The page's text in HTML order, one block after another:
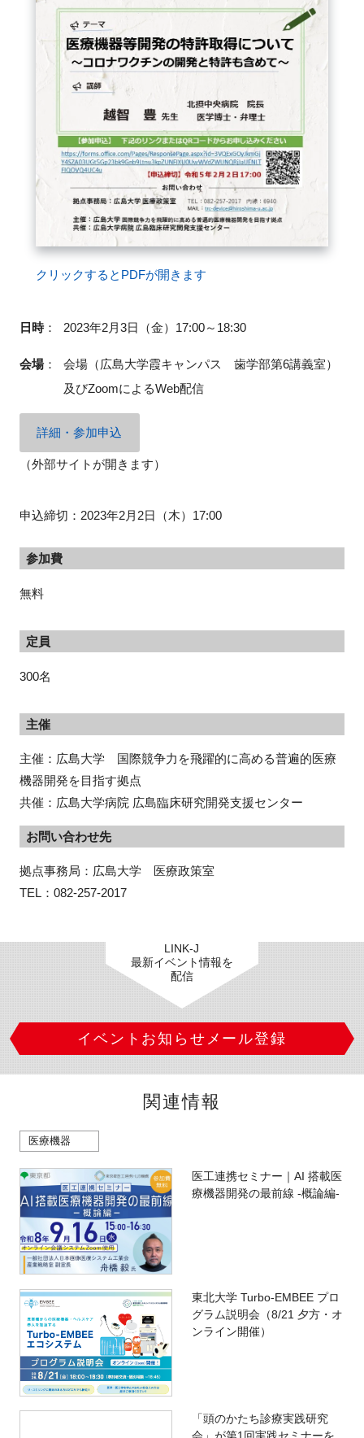
イベントお知らせメール登録
クリックするとPDFが開きます
日時： 2023年2月3日（金）17:00～18:30
会場：
会場（広島大学霞キャンパス 歯学部第6講義室）
及びZoomによるWeb配信
詳細・参加申込
（外部サイトが開きます）
申込締切：2023年2月2日（木）17:00
参加費
無料
定員
300名
主催
主催：広島大学 国際競争力を飛躍的に高める普遍的医療
機器開発を目指す拠点
共催：広島大学病院 広島臨床研究開発支援センター
お問い合わせ先
拠点事務局：広島大学　医療政策室
TEL：082-257-2017
LINK-J
最新イベント情報を
配信
イベントお知らせメール登録
関連情報
医療機器
医工連携セミナー｜AI 搭載医
療機器開発の最前線 -概論編-
東北大学 Turbo-EMBEE プロ
グラム説明会（8/21 夕方・オ
ンライン開催）
「頭のかたち診療実践研究